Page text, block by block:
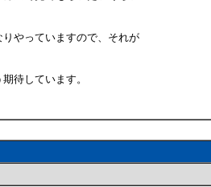
やっていますので、それが
待しています。